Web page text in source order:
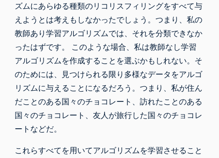
ズムにあらゆる種類のリコリスフィリングをすべて与
えようとは考えもしなかったでしょう。つまり、私の
教師あり学習アルゴリズムでは、それを分類できなか
ったはずです。 このような場合、私は教師なし学習
アルゴリズムを作成することを選ぶかもしれない。そ
のためには、見つけられる限り多様なデータをアルゴ
リズムに与えることになるだろう。つまり、私が住ん
だことのある国々のチョコレート、訪れたことのある
国々のチョコレート、友人が旅行した国々のチョコレ
ートなどだ。
これらすべてを用いてアルゴリズムを学習させること